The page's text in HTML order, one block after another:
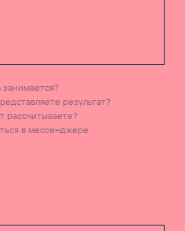
результат?
рассчитываете?
в мессенджере.